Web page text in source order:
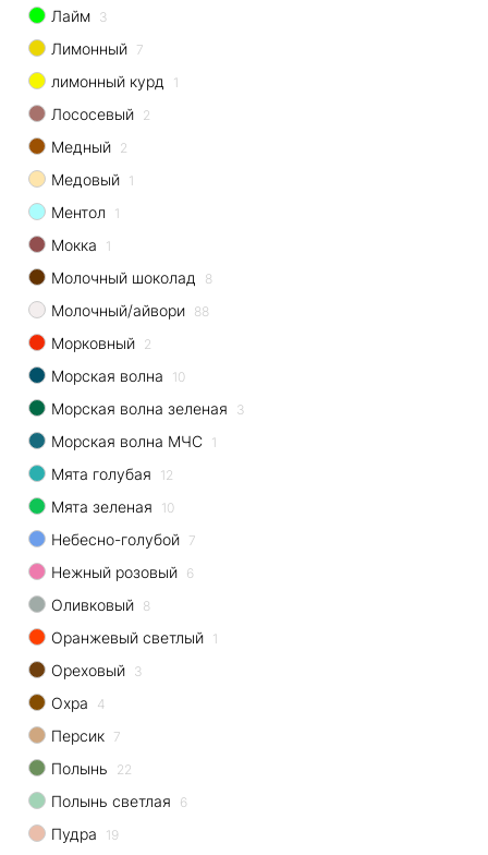
Лайм 3
Лимонный 7
лимонный курд 1
Лососевый 2
Медный 2
Медовый 1
Ментол 1
Мокка 1
Молочный шоколад 8
Молочный/айвори 88
Морковный 2
Морская волна 10
Морская волна зеленая 3
Морская волна МЧС 1
Мята голубая 12
Мята зеленая 10
Небесно-голубой 7
Нежный розовый 6
Оливковый 8
Оранжевый светлый 1
Ореховый 3
Охра 4
Персик 7
Полынь 22
Полынь светлая 6
Пудра 19